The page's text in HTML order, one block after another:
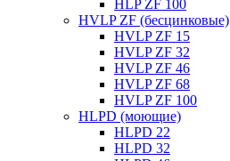
HLP ZF 100
HVLP ZF (бесцинковые)
HVLP ZF 15
HVLP ZF 32
HVLP ZF 46
HVLP ZF 68
HVLP ZF 100
HLPD (моющие)
HLPD 22
HLPD 32